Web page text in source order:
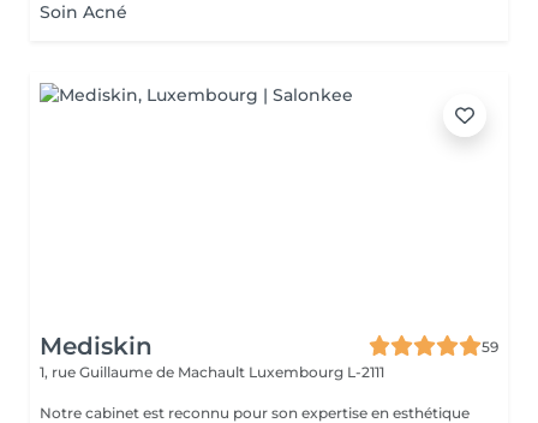
Soin Acné
Mediskin
59
1, rue Guillaume de Machault Luxembourg L-2111
Notre cabinet est reconnu pour son expertise en esthétique